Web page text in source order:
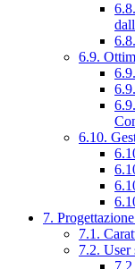
6.9.
6.10.
7.
7.1.
7.2. User